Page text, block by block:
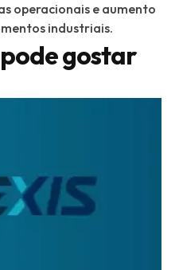
operacionais e aumento
industriais.
gostar